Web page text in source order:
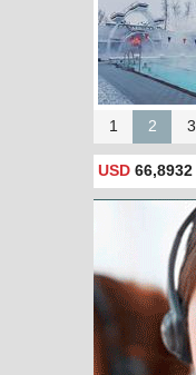
1 2 3
USD 66,8932